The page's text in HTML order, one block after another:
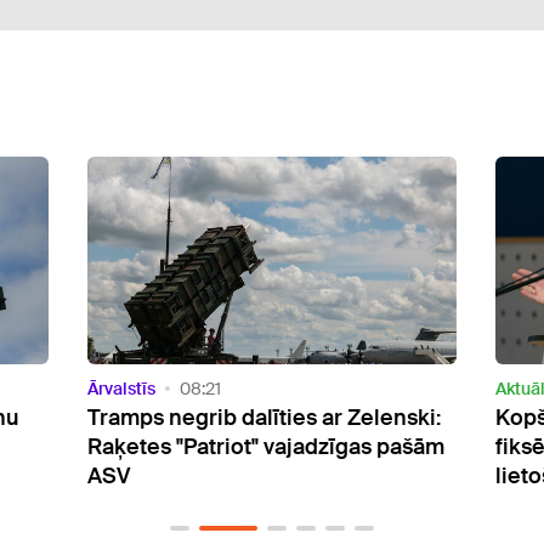
Aktuāli 12:33
Kopš 2021. gada Valsts policijā
fiksēti 57 pārkāpumi par alkohola
lietošanu